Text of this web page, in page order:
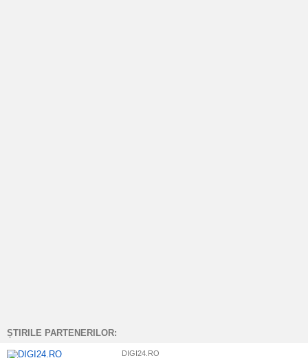
ȘTIRILE PARTENERILOR:
DIGI24.RO